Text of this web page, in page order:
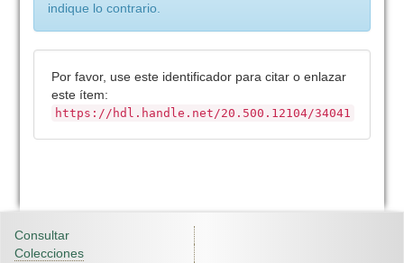
indique lo contrario.
Por favor, use este identificador para citar o enlazar
este ítem:
https://hdl.handle.net/20.500.12104/34041
Consultar
Colecciones